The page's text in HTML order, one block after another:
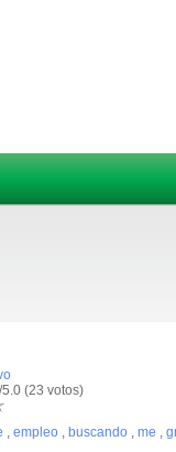
/5.0 (23 votos)
, empleo , buscando , me ,